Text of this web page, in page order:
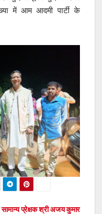
में आम आदमी पार्टी के
सामान्य प्रेक्षक श्री अजय कुमार